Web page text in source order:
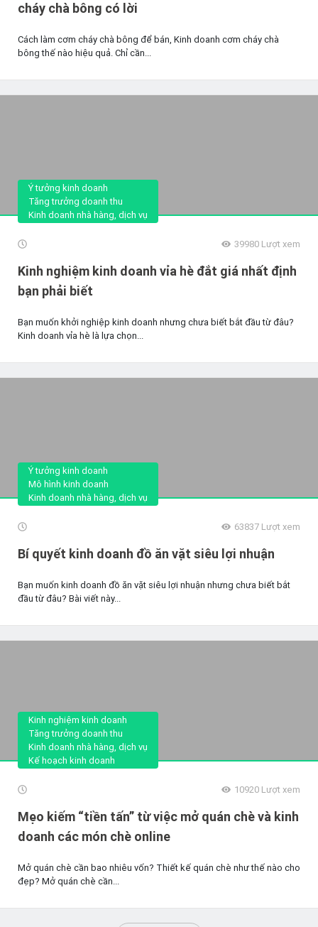
cháy chà bông có lời
Cách làm cơm cháy chà bông để bán, Kinh doanh cơm cháy chà
bông thế nào hiệu quả. Chỉ cần...
Ý tưởng kinh doanh
Tăng trưởng doanh thu
Kinh doanh nhà hàng, dịch vụ
39980 Lượt xem
Kinh nghiệm kinh doanh vỉa hè đắt giá nhất định
bạn phải biết
Bạn muốn khởi nghiệp kinh doanh nhưng chưa biết bắt đầu từ đâu?
Kinh doanh vỉa hè là lựa chọn...
Ý tưởng kinh doanh
Mô hình kinh doanh
Kinh doanh nhà hàng, dịch vụ
63837 Lượt xem
Bí quyết kinh doanh đồ ăn vặt siêu lợi nhuận
Bạn muốn kinh doanh đồ ăn vặt siêu lợi nhuận nhưng chưa biết bắt
đầu từ đâu? Bài viết này...
Kinh nghiệm kinh doanh
Tăng trưởng doanh thu
Kinh doanh nhà hàng, dịch vụ
Kế hoạch kinh doanh
10920 Lượt xem
Mẹo kiếm “tiền tấn” từ việc mở quán chè và kinh
doanh các món chè online
Mở quán chè cần bao nhiêu vốn? Thiết kế quán chè như thế nào cho
đẹp? Mở quán chè cần...